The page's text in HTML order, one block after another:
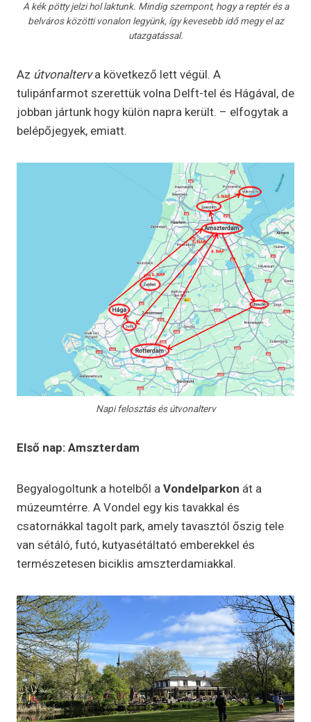
A kék pötty jelzi hol laktunk. Mindig szempont, hogy a reptér és a
belváros közötti vonalon legyünk, így kevesebb idő megy el az
utazgatással.
Az útvonalterva következő lett végül. A
tulipánfarmot szerettük volna Delft-tel és Hágával, de
jobban jártunk hogy külön napra került. – elfogytak a
belépőjegyek, emiatt.
Napi felosztás és útvonalterv
Első nap: Amszterdam
Begyalogoltunk a hotelből a Vondelparkon át a
múzeumtérre. A Vondel egy kis tavakkal és
csatornákkal tagolt park, amely tavasztól őszig tele
van sétáló, futó, kutyasétáltató emberekkel és
természetesen biciklis amszterdamiakkal.